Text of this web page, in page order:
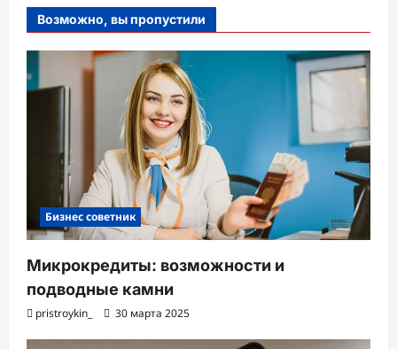
Возможно, вы пропустили
Бизнес советник
Микрокредиты: возможности и
подводные камни
pristroykin_ 30 марта 2025